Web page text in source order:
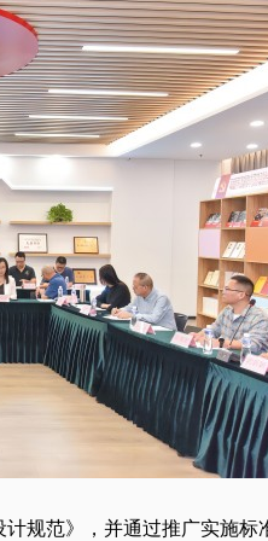
范》，并通过推广实施标